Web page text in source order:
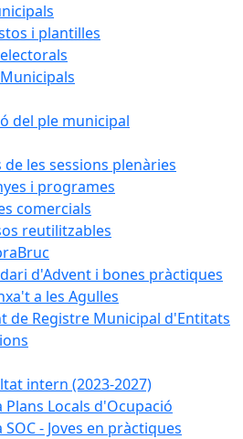
i plantilles
del ple municipal
de les sessions plenàries
i programes
comercials
reutilitzables
d'Advent i bones pràctiques
a les Agulles
de Registre Municipal d'Entitats
intern (2023-2027)
Locals d'Ocupació
- Joves en pràctiques